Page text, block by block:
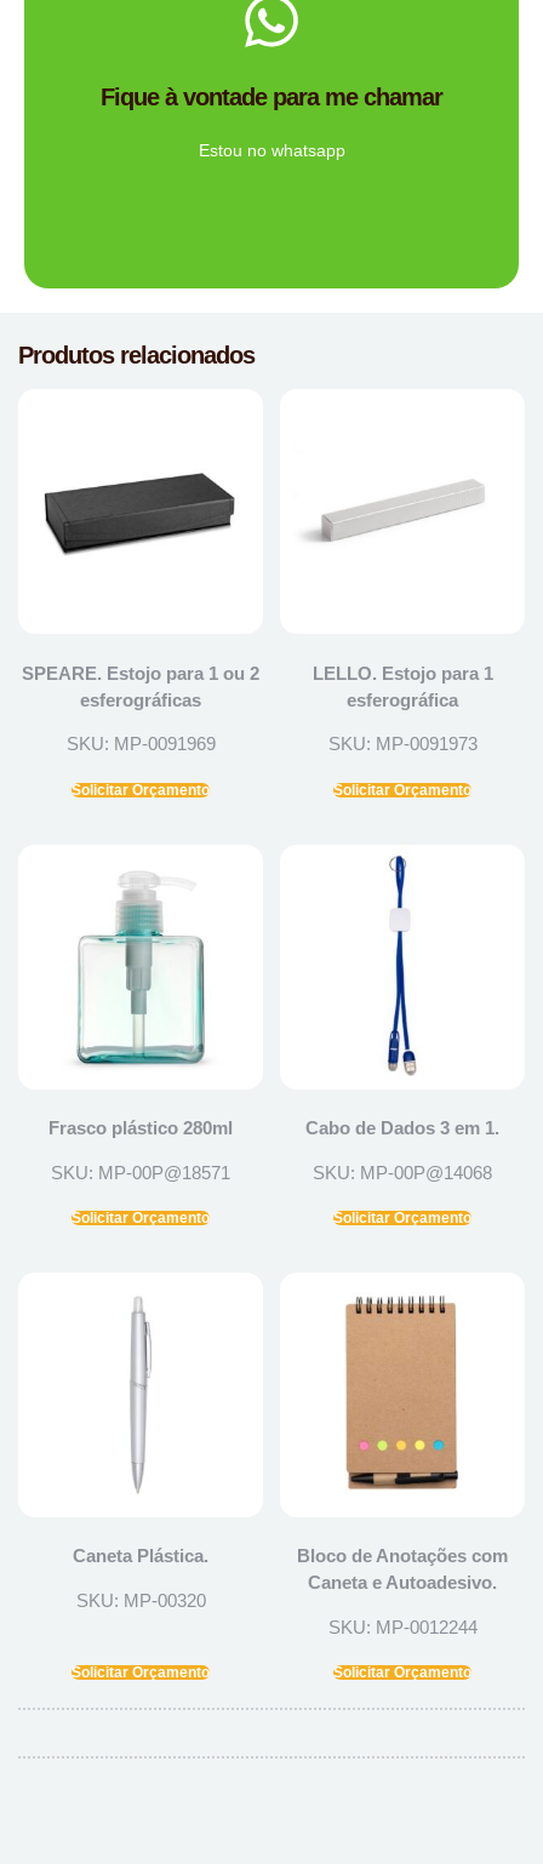
Fique à vontade para me chamar
Estou no whatsapp
Ligue Agora!
Tem dúvidas se a Mimos Personalizado é a empresa
Me chama no WhatsApp.
Produtos relacionados
SPEARE. Estojo para 1 ou 2
esferográficas
SKU: MP-0091969
Solicitar Orçamento
LELLO. Estojo para 1
esferográfica
SKU: MP-0091973
Solicitar Orçamento
Frasco plástico 280ml
SKU: MP-00P@18571
Solicitar Orçamento
Cabo de Dados 3 em 1.
SKU: MP-00P@14068
Solicitar Orçamento
Caneta Plástica.
SKU: MP-00320
Solicitar Orçamento
Bloco de Anotações com
Caneta e Autoadesivo.
SKU: MP-0012244
Solicitar Orçamento